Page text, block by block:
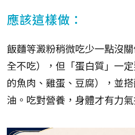
應該這樣做：
飯麵等澱粉稍微吃少一點沒
全不吃），但「蛋白質」一
的魚肉、雞蛋、豆腐），並
油。吃對營養，身體才有力氣